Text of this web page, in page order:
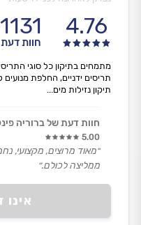
4.76
1131
חוות דעת
אינו
מתמחים בתיקון כל סוגי
תריסים ידניים, החלפת
תיקון נזילות מים...
חוות דעת של ברוריה
5.00
״מאוד מרוצים, מקצועי,
ממליצה לכולם.״